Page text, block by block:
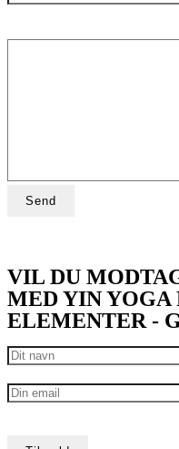
VIL DU
MED YIN YOGA
ELEMENTER -